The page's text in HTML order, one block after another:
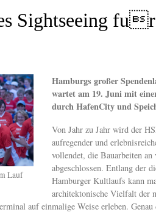
Sightseeing fur
Lauf
Hamburgs großer
wartet am 19. Juni mit
durch HafenCity und
Von Jahr zu Jahr wird der
aufregender und
vollendet, die Bauarbeiten
abgeschlossen. Entlang der
Hamburger Kultlaufs kann
architektonische Vielfalt der
auf einmalige Weise erleben.